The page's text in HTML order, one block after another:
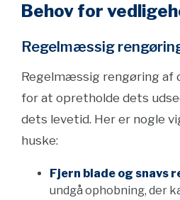
Behov for
Regelmæssig
Regelmæssig rengøring
for at opretholde dets
dets levetid. Her er nogle
huske:
Fjern blade og snavs
undgå ophobning, der